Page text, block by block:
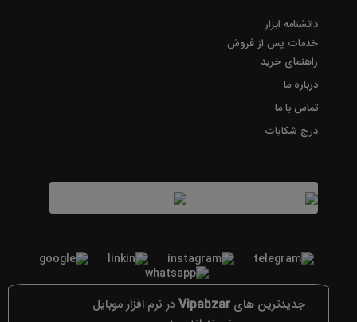
دانشنامه ابزار
خدمات پس از فروش
راهنمای خرید
درباره ما
تماس با ما
درج شکایات
جدیدترین هایVipabzarدر نرم افزار موبایل